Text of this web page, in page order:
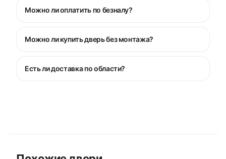
Можно ли оплатить по безналу?
Можно ли купить дверь без монтажа?
Есть ли доставка по области?